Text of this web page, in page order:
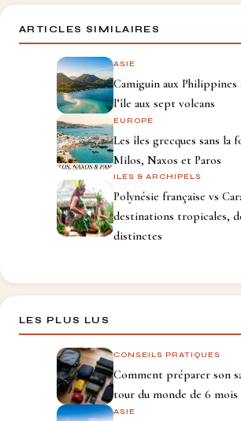
ARTICLES SIMILAIRES
ASIE
Camiguin aux
l’île aux sept volcans
EUROPE
Les îles grecques sans la
Milos, Naxos et Paros
ILES & ARCHIPELS
Polynésie française vs
destinations tropicales,
distinctes
LES PLUS LUS
CONSEILS PRATIQUES
Comment préparer son
tour du monde de 6 mois
ASIE